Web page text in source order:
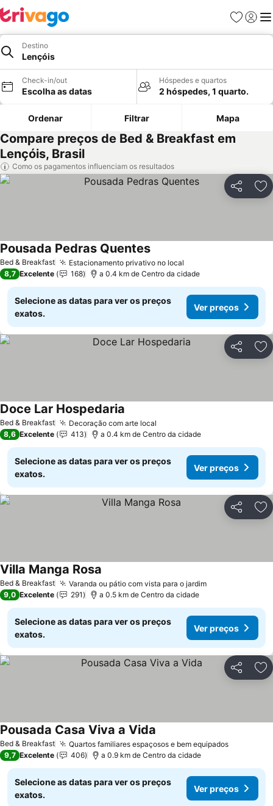
Favoritos
Iniciar
Destino
Lençóis
Check-in/out
Escolha as datas
Hóspedes e quartos
2 hóspedes, 1 quarto.
Ordenar Filtrar Mapa
Compare preços de Bed & Breakfast em
Lençóis, Brasil
Como os pagamentos influenciam os resultados
Partilhar
Bed & Breakfast Estacionamento privativo no local
Pousada Pedras Quentes
8,7 Excelente 168 a 0.4 km de Centro da cidade
Selecione as datas para ver os preços
exatos.
Ver preços
Partilhar
Bed & Breakfast Decoração com arte local
Doce Lar Hospedaria
8,6 Excelente 413 a 0.4 km de Centro da cidade
Selecione as datas para ver os preços
exatos.
Ver preços
Partilhar
Bed & Breakfast Varanda ou pátio com vista para o jardim
Villa Manga Rosa
9,0 Excelente 291 a 0.5 km de Centro da cidade
Selecione as datas para ver os preços
exatos.
Ver preços
Partilhar
Bed & Breakfast Quartos familiares espaçosos e bem equipados
Pousada Casa Viva a Vida
9,7 Excelente 406 a 0.9 km de Centro da cidade
Selecione as datas para ver os preços
exatos.
Ver preços